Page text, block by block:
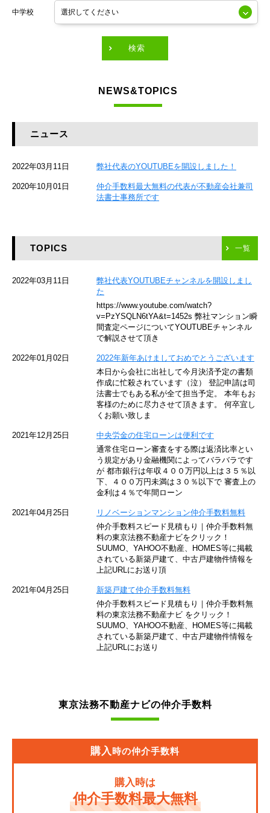
東京メトロ有楽町線
JR総武本線
京成本線
東海道新幹線
東京メトロ東西線
京王井の頭線
JR湘南新宿ライン
京王京王線
東京臨海高速鉄道
東急世田谷線
JR南武線
中学校
検索
NEWS&TOPICS
ニュース
2022年03月11日 弊社代表のYOUTUBEを開設しました！
2020年10月01日
仲介手数料最大無料の代表が不動産会社兼司
法書士事務所です
TOPICS 一覧
2022年03月11日
弊社代表YOUTUBEチャンネルを開設しまし
た
https://www.youtube.com/watch?
v=PzYSQLN6tYA&t=1452s 弊社マンション瞬
間査定ページについてYOUTUBEチャンネル
で解説させて頂き
2022年01月02日
2022年新年あけましておめでとうございます
本日から会社に出社して今月決済予定の書類
作成に忙殺されています（泣） 登記申請は司
法書士でもある私が全て担当予定。 本年もお
客様のために尽力させて頂きます。 何卒宜し
くお願い致しま
2021年12月25日
中央労金の住宅ローンは便利です
通常住宅ローン審査をする際は返済比率とい
う規定があり金融機関によってバラバラです
が 都市銀行は年収４００万円以上は３５％以
下、４００万円未満は３０％以下で 審査上の
金利は４％で年間ローン
2021年04月25日
リノベーションマンション仲介手数料無料
仲介手数料スピード見積もり｜仲介手数料無
料の東京法務不動産ナビをクリック！
SUUMO、YAHOO不動産、HOMES等に掲載
されている新築戸建て、中古戸建物件情報を
上記URLにお送り頂
2021年04月25日
新築戸建て仲介手数料無料
仲介手数料スピード見積もり｜仲介手数料無
料の東京法務不動産ナビ をクリック！
SUUMO、YAHOO不動産、HOMES等に掲載
されている新築戸建て、中古戸建物件情報を
上記URLにお送り
東京法務不動産ナビの仲介手数料
購入時の仲介手数料
購入時は
仲介手数料最大無料